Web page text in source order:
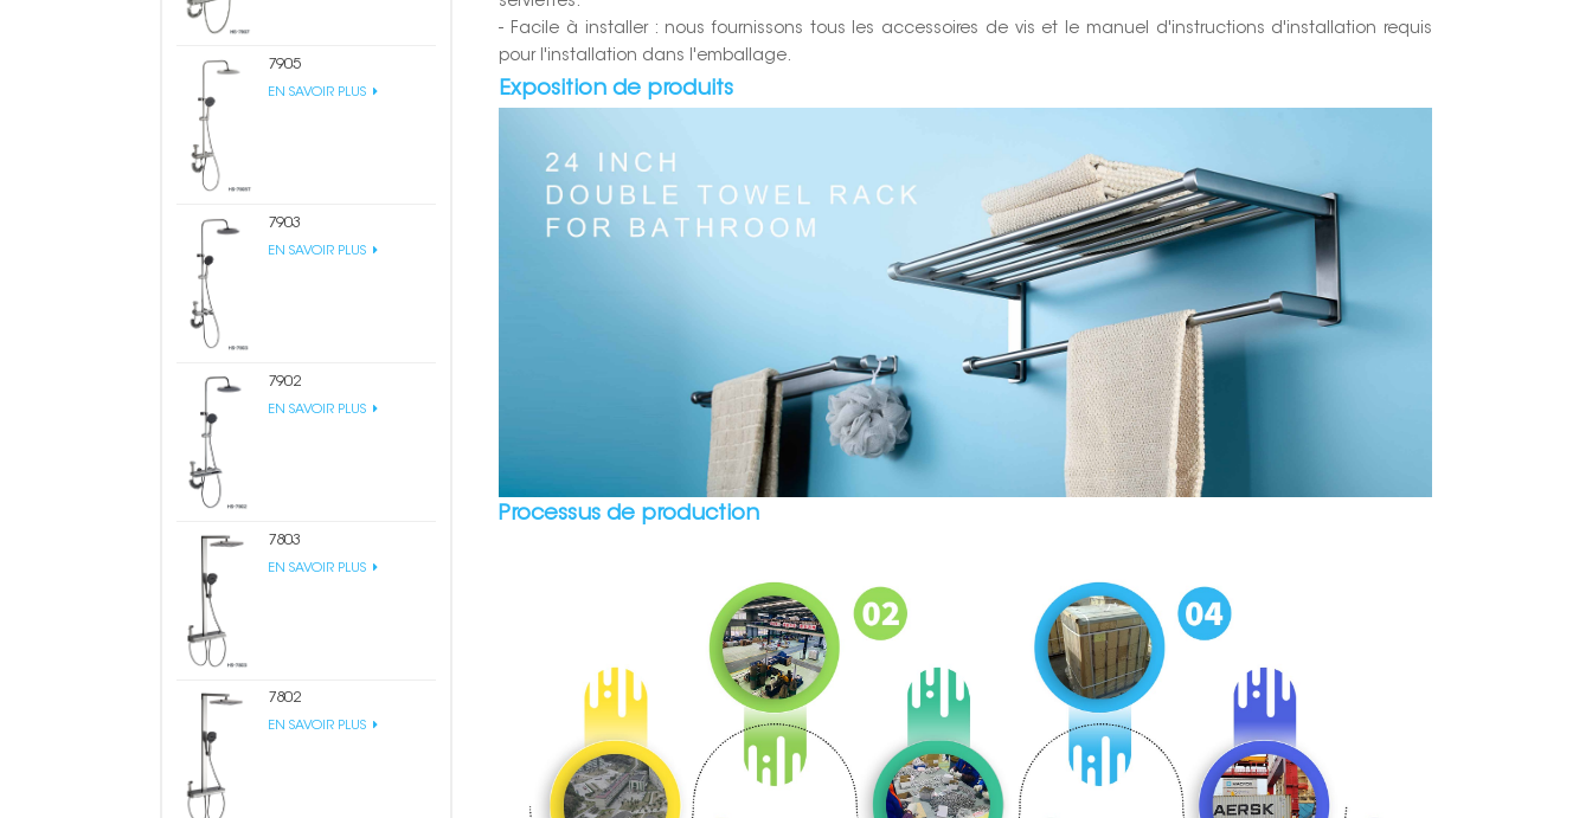
7905
EN SAVOIR PLUS
7903
EN SAVOIR PLUS
7902
EN SAVOIR PLUS
7803
EN SAVOIR PLUS
7802
EN SAVOIR PLUS
- Facile à installer : nous fournissons tous les accessoires de vis et le manuel d'instructions d'installation requis
pour l'installation dans l'emballage.
Exposition de produits
Processus de production